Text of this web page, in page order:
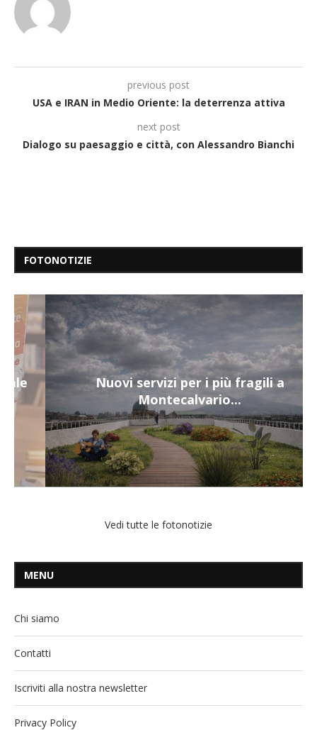
previous post
USA e IRAN in Medio Oriente: la deterrenza attiva
next post
Dialogo su paesaggio e città, con Alessandro Bianchi
FOTONOTIZIE
Nuovi servizi per i più fragili a
Montecalvario...
Vedi tutte le fotonotizie
MENU
Chi siamo
Contatti
Iscriviti alla nostra newsletter
Privacy Policy